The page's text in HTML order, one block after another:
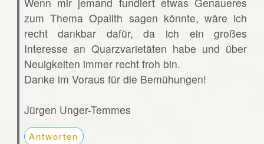
zum Thema Opalith sagen könnte, wäre ich
recht dankbar dafür, da ich ein großes
Interesse an Quarzvarietäten habe und über
Neuigkeiten immer recht froh bin.
Danke im Voraus für die Bemühungen!
Jürgen Unger-Temmes
Antworten